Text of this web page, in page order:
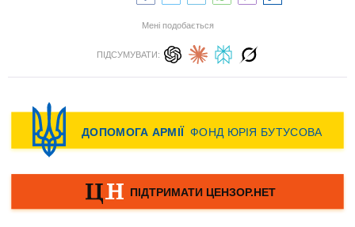
Мені подобається
ПІДСУМУВАТИ: